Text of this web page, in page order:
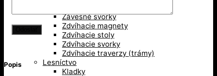
Závesné svorky
Zdvíhacie magnety
Zdvíhacie stoly
Zdvíhacie svorky
Zdvíhacie traverzy (trámy)
Lesníctvo
Kladky
Popis